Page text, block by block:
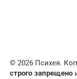
© 2026 Психея.
строго запрещено